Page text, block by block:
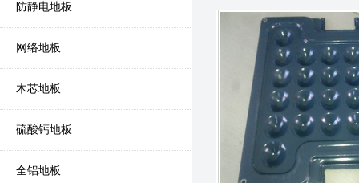
防静电地板
网络地板
木芯地板
硫酸钙地板
全铝地板